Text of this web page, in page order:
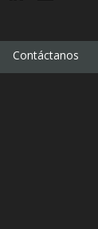
Contáctanos